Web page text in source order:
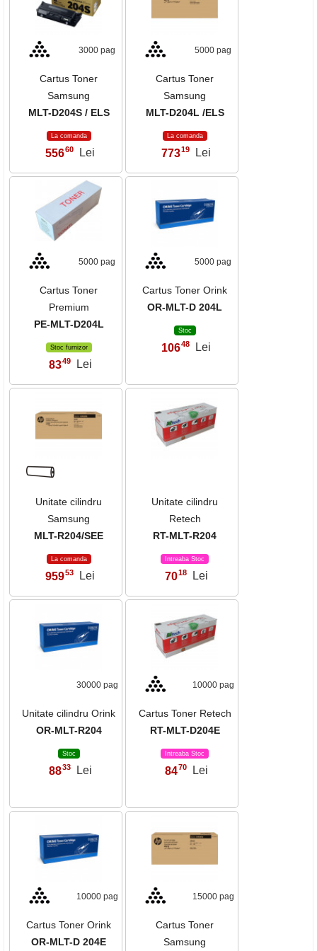
3000 pag
Cartus Toner
Samsung
MLT-D204S / ELS
La comanda
55660 Lei
5000 pag
Cartus Toner
Samsung
MLT-D204L /ELS
La comanda
77319 Lei
5000 pag
Cartus Toner
Premium
PE-MLT-D204L
Stoc furnizor
8349 Lei
5000 pag
Cartus Toner Orink
OR-MLT-D 204L
Stoc
10648 Lei
Unitate cilindru
Samsung
MLT-R204/SEE
La comanda
95953 Lei
Unitate cilindru
Retech
RT-MLT-R204
Intreaba Stoc
70,18 Lei
30000 pag
Unitate cilindru Orink
OR-MLT-R204
Stoc
8833 Lei
10000 pag
Cartus Toner Retech
RT-MLT-D204E
Intreaba Stoc
8470 Lei
10000 pag
Cartus Toner Orink
OR-MLT-D 204E
15000 pag
Cartus Toner
Samsung